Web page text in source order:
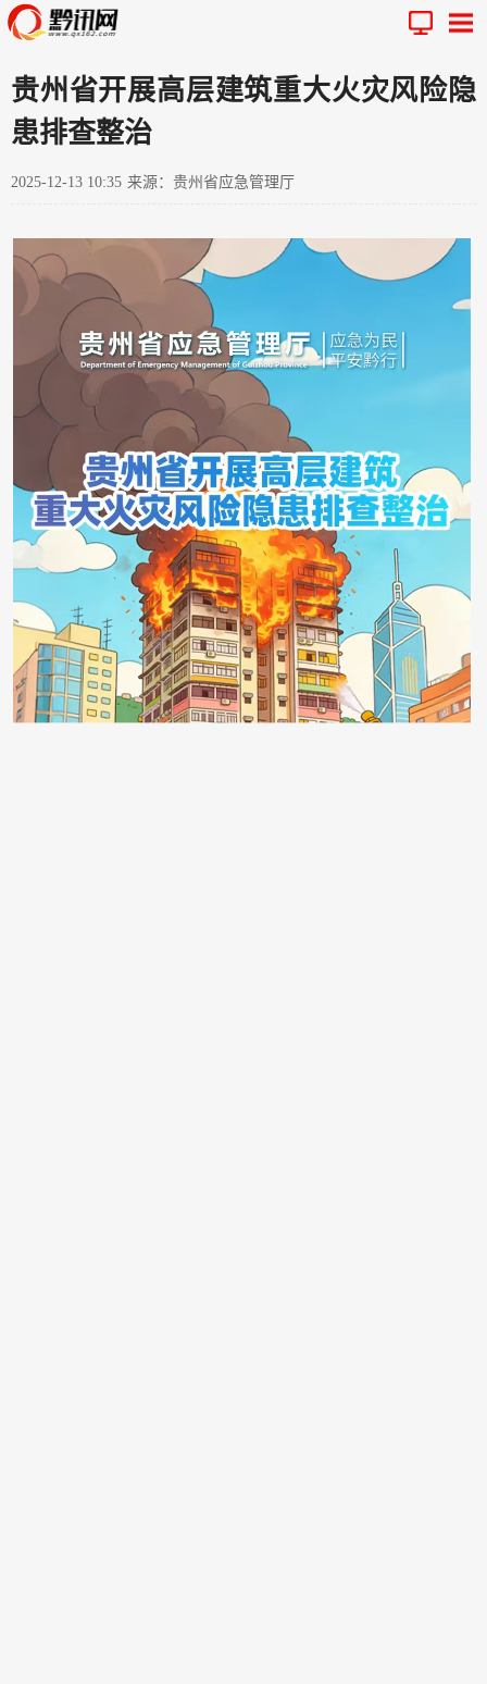
贵州省开展高层建筑重大火灾风险隐
患排查整治
2025-12-13 10:35 来源：贵州省应急管理厅